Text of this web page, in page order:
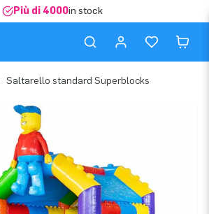
Più di 4000in stock
Saltarello standard Superblocks